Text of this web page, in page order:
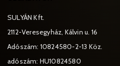
SULYÁN Kft.
2112-Veresegyház, Kálvin u. 16
Adószám: 10824580-2-13 Köz.
adószám: HU10824580